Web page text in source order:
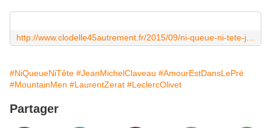
#NiQueueNiTête #JeanMichelClaveau #AmourEstDansLePré
#MountainMen #LaurentZerat #LeclercOlivet
Partager